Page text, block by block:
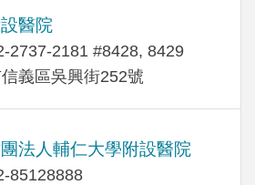
醫院
2737-2181 #8428, 8429
義區吳興街252號
法人輔仁大學附設醫院
85128888